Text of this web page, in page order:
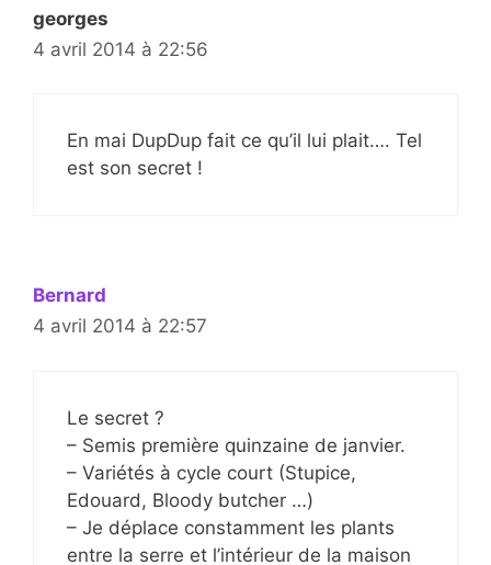
georges
4 avril 2014 à 22:56
En mai DupDup fait ce qu’il lui plait…. Tel
est son secret !
Bernard
4 avril 2014 à 22:57
Le secret ?
– Semis première quinzaine de janvier.
– Variétés à cycle court (Stupice,
Edouard, Bloody butcher …)
– Je déplace constamment les plants
entre la serre et l’intérieur de la maison